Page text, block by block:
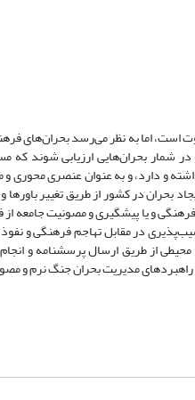
است، اما به نظر می‌رسد بحران‌های
شمار بحران‌هایی ارزیابی شوند که
و دارد، و به عنوان عنصری محوری
بحران در کشور از طریق تغییر باورها
و یا پیشگیری و مصونیت جامعه
در مقابل تهاجم فرهنگی و
از طریق ارسال پرسشنامه و
مدیریت بحران جنگ نرم و